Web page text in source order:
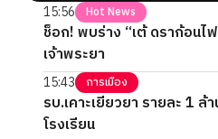
15:56 Hot News
ช็อก! พบร่าง “เต้ ดราก้อนไ
เจ้าพระยา
15:43 การเมือง
รบ.เคาะเยียวยา รายละ 1
โรงเรียน